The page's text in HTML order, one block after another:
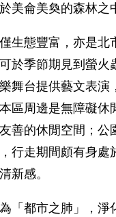
美侖美奐的森林之
生態豐富，亦是北
於季節期見到螢火
舞台提供藝文表演
區周邊是無障礙休
善的休閒空間；公
行走期間頗有身處
新感。
「都市之肺」，淨